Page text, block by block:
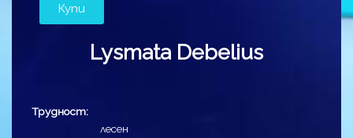
Купи
Lysmata Debelius
Трудност:
лесен